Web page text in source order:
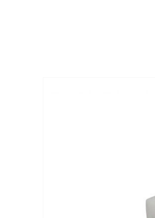
Raquel spisestuestol